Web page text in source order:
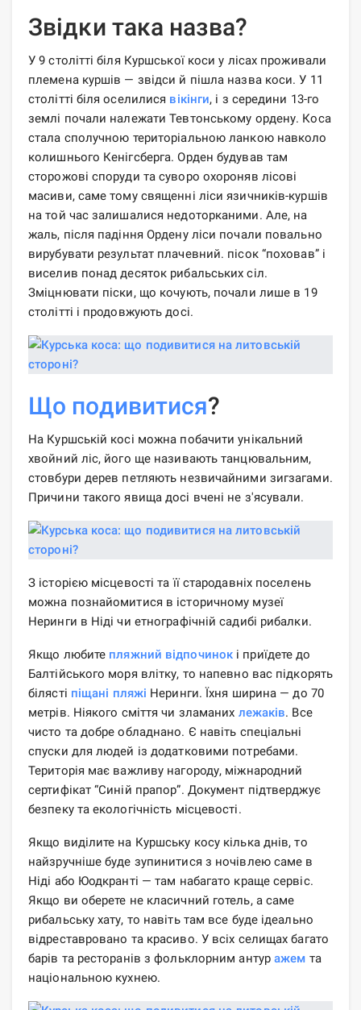
Звідки така назва?
У 9 столітті біля Куршської коси у лісах проживали
племена куршів — звідси й пішла назва коси. У 11
столітті біля оселилися вікінги, і з середини 13-го
землі почали належати Тевтонському ордену. Коса
стала сполучною територіальною ланкою навколо
колишнього Кенігсберга. Орден будував там
сторожові споруди та суворо охороняв лісові
масиви, саме тому священні ліси язичників-куршів
на той час залишалися недоторканими. Але, на
жаль, після падіння Ордену ліси почали повально
вирубувати результат плачевний. пісок “поховав” і
виселив понад десяток рибальських сіл.
Зміцнювати піски, що кочують, почали лише в 19
столітті і продовжують досі.
Що подивитися?
На Куршській косі можна побачити унікальний
хвойний ліс, його ще називають танцювальним,
стовбури дерев петляють незвичайними зигзагами.
Причини такого явища досі вчені не з'ясували.
З історією місцевості та її стародавніх поселень
можна познайомитися в історичному музеї
Неринги в Ніді чи етнографічній садибі рибалки.
Якщо любите пляжний відпочинок і приїдете до
Балтійського моря влітку, то напевно вас підкорять
білясті піщані пляжі Неринги. Їхня ширина — до 70
метрів. Ніякого сміття чи зламаних лежаків. Все
чисто та добре обладнано. Є навіть спеціальні
спуски для людей із додатковими потребами.
Територія має важливу нагороду, міжнародний
сертифікат “Синій прапор”. Документ підтверджує
безпеку та екологічність місцевості.
Якщо виділите на Куршську косу кілька днів, то
найзручніше буде зупинитися з ночівлею саме в
Ніді або Юодкранті — там набагато краще сервіс.
Якщо ви оберете не класичний готель, а саме
рибальську хату, то навіть там все буде ідеально
відреставровано та красиво. У всіх селищах багато
барів та ресторанів з фольклорним антуражем та
національною кухнею.